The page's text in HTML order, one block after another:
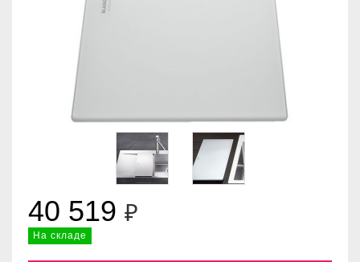
40 519 ₽
На складе